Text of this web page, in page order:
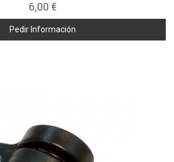
6,00 €
Pedir Información